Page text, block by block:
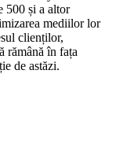
500 și a altor
mediilor lor
clienților,
rămână în fața
de astăzi.